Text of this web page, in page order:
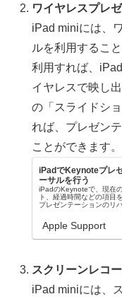
ワイヤレスプレ
iPad miniには、
ルを利用するこ
利用すれば、
イヤレスで映し
の「スライドシ
れば、プレゼン
ことができます。
iPadでKeynoteプレ
ーサルを行う
iPadのKeynoteで、現在
ト、経過時間などの項目
プレゼンテーションのリ
Apple Support
スクリーンレコ
iPad miniには、